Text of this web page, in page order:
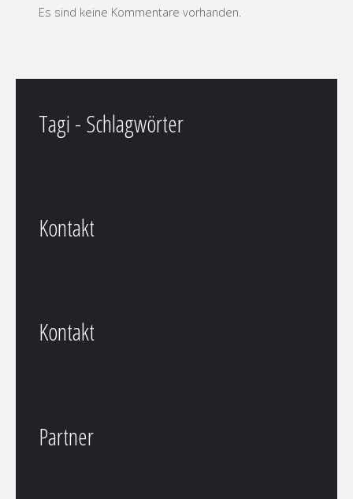
Es sind keine Kommentare vorhanden.
Tagi - Schlagwörter
Kontakt
Kontakt
Partner